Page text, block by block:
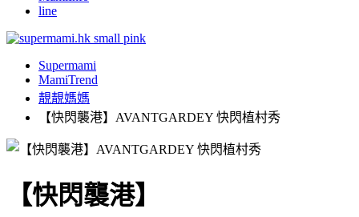
line
Supermami
MamiTrend
靚靚媽媽
【快閃襲港】AVANTGARDEY 快閃植村秀
【快閃襲港】